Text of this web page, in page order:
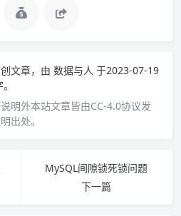
文章，由 数据与人 于2023-07-19
明外本站文章皆由CC-4.0协议发
出处。
MySQL间隙锁死锁问题
下一篇